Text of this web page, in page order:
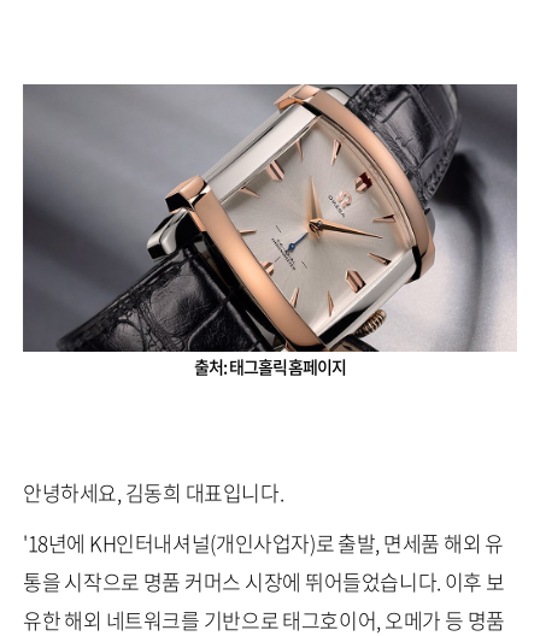
출처: 태그홀릭 홈페이지
안녕하세요, 김동희 대표입니다.
'18년에 KH인터내셔널(개인사업자)로 출발, 면세품 해외 유
통을 시작으로 명품 커머스 시장에 뛰어들었습니다. 이후 보
유한 해외 네트워크를 기반으로 태그호이어, 오메가 등 명품